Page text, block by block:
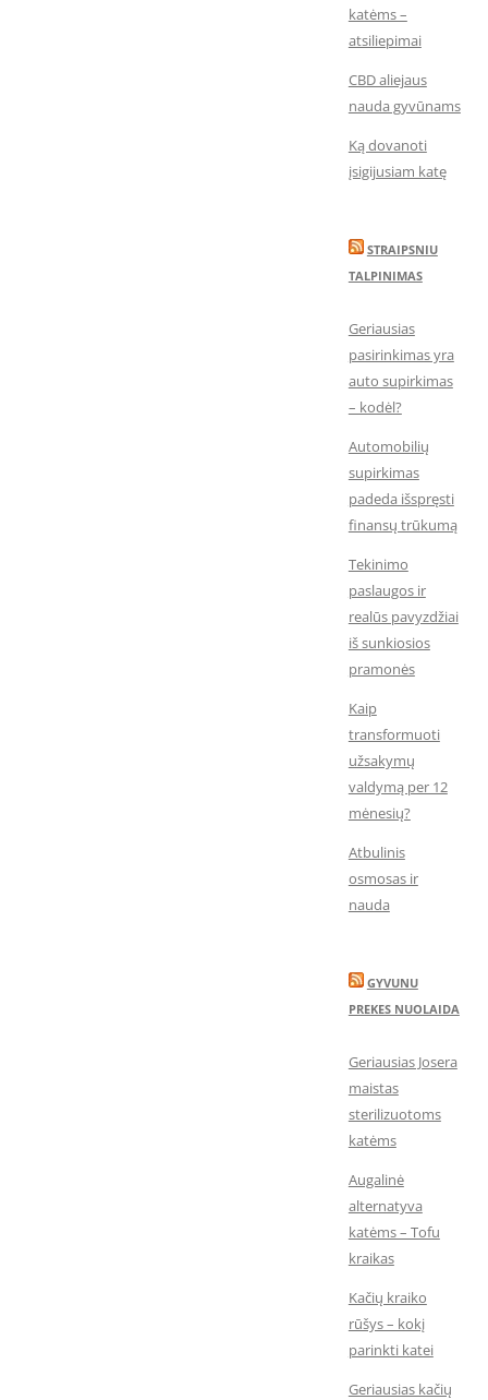
katėms –
atsiliepimai
CBD aliejaus
nauda gyvūnams
Ką dovanoti
įsigijusiam katę
STRAIPSNIU
TALPINIMAS
Geriausias
pasirinkimas yra
auto supirkimas
– kodėl?
Automobilių
supirkimas
padeda išspręsti
finansų trūkumą
Tekinimo
paslaugos ir
realūs pavyzdžiai
iš sunkiosios
pramonės
Kaip
transformuoti
užsakymų
valdymą per 12
mėnesių?
Atbulinis
osmosas ir
nauda
GYVUNU
PREKES NUOLAIDA
Geriausias Josera
maistas
sterilizuotoms
katėms
Augalinė
alternatyva
katėms – Tofu
kraikas
Kačių kraiko
rūšys – kokį
parinkti katei
Geriausias kačių